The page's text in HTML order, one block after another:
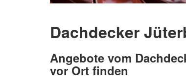
Dachdecker
Angebote vom
vor Ort finden